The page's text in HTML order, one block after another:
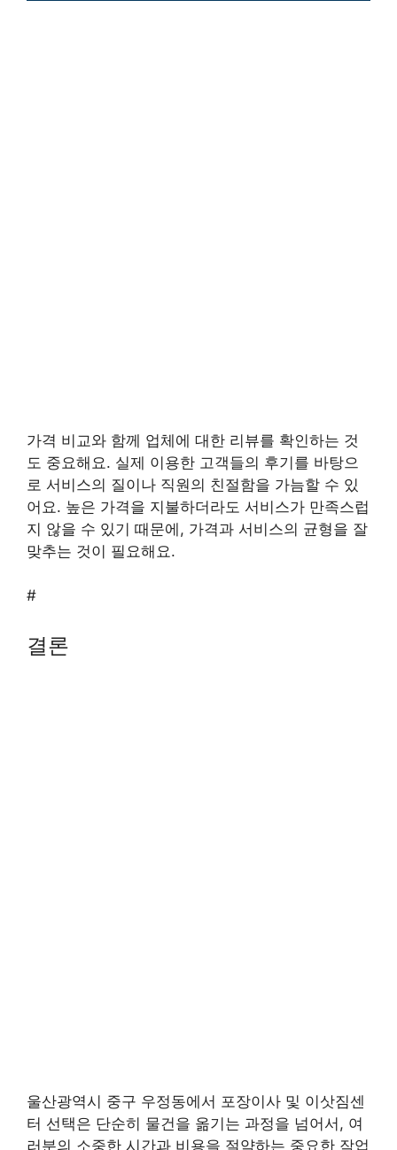
가격 비교와 함께 업체에 대한 리뷰를 확인하는 것
도 중요해요. 실제 이용한 고객들의 후기를 바탕으
로 서비스의 질이나 직원의 친절함을 가늠할 수 있
어요. 높은 가격을 지불하더라도 서비스가 만족스럽
지 않을 수 있기 때문에, 가격과 서비스의 균형을 잘
맞추는 것이 필요해요.
#
결론
울산광역시 중구 우정동에서 포장이사 및 이삿짐센
터 선택은 단순히 물건을 옮기는 과정을 넘어서, 여
러분의 소중한 시간과 비용을 절약하는 중요한 작업